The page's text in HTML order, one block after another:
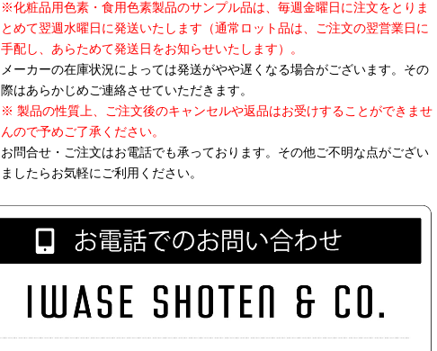
※化粧品用色素・食用色素製品のサンプル品は、毎週金曜日に注文をとりま
とめて翌週水曜日に発送いたします（通常ロット品は、ご注文の翌営業日に
手配し、あらためて発送日をお知らせいたします）。
メーカーの在庫状況によっては発送がやや遅くなる場合がございます。その
際はあらかじめご連絡させていただきます。
※ 製品の性質上、ご注文後のキャンセルや返品はお受けすることができませ
んので予めご了承ください。
お問合せ・ご注文はお電話でも承っております。その他ご不明な点がござい
ましたらお気軽にご利用ください。